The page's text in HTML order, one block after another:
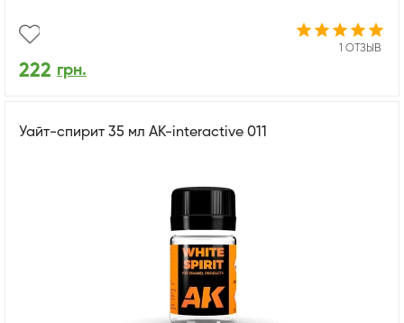
1 ОТЗЫВ
222 грн.
Уайт-спирит 35 мл AK-interactive 011